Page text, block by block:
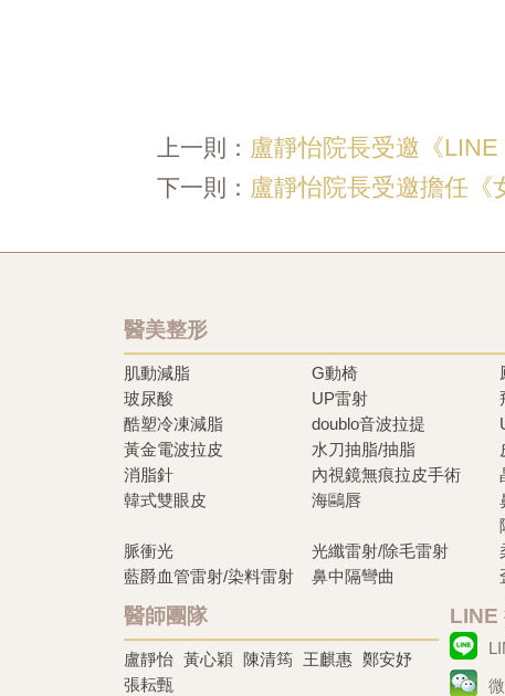
上一則： 盧靜怡院長受邀《
下一則： 盧靜怡院長受邀擔任《
醫美整形
肌動減脂 G動椅
玻尿酸
UP雷射
酷塑冷凍減脂
doublo音波拉提
黃金電波拉皮
水刀抽脂/抽脂
消脂針
內視鏡無痕拉皮手術
韓式雙眼皮
海鷗唇
脈衝光
光纖雷射/除毛雷射
藍爵血管雷射/染料雷射
鼻中隔彎曲
醫師團隊
盧靜怡 黃心穎 陳清筠 王麒惠 鄭安妤
張耘甄
LINE